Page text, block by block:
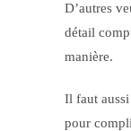
D’autres
détail
manière.
Il faut
pour